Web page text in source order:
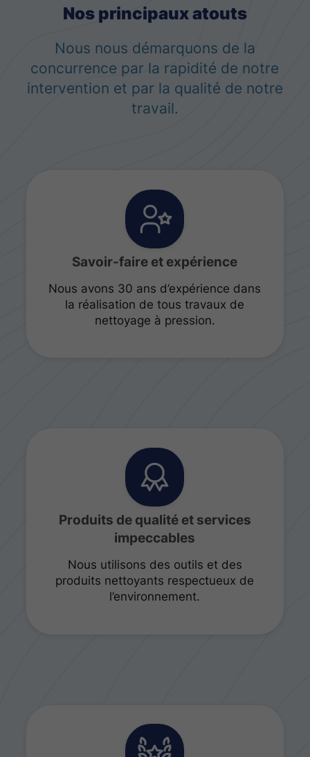
Nos principaux atouts
Nous nous démarquons de la
concurrence par la rapidité de notre
intervention et par la qualité de notre
travail.
Savoir-faire et expérience
Nous avons 30 ans d’expérience dans
la réalisation de tous travaux de
nettoyage à pression.
Produits de qualité et services
impeccables
Nous utilisons des outils et des
produits nettoyants respectueux de
l’environnement.